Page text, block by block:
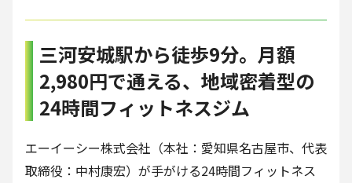
三河安城駅から徒歩9分。月額
2,980円で通える、地域密着型の
24時間フィットネスジム
エーイーシー株式会社（本社：愛知県名古屋市、代表
取締役：中村康宏）が手がける24時間フィットネス